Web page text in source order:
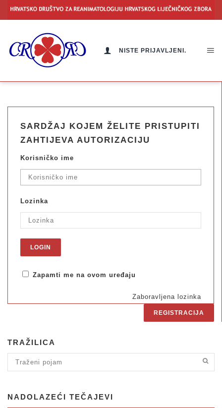
NISTE PRIJAVLJENI.
SARDŽAJ KOJEM ŽELITE PRISTUPITI
ZAHTIJEVA AUTORIZACIJU
Korisničko ime
Lozinka
Zapamti me na ovom uređaju
Zaboravljena lozinka
REGISTRACIJA
TRAŽILICA
NADOLAZEĆI TEČAJEVI